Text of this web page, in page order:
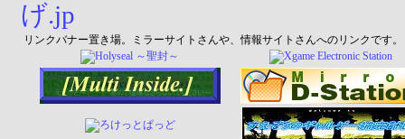
リンクバナー置き場。ミラーサイトさんや、情報サイトさんへのリンクです。